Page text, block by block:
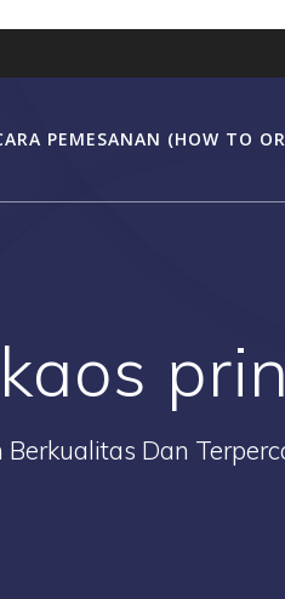
PEMESANAN (HOW TO
Berkualitas Dan